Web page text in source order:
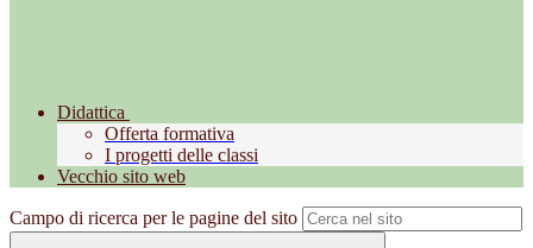
Didattica
Offerta formativa
I progetti delle classi
Vecchio sito web
Campo di ricerca per le pagine del sito